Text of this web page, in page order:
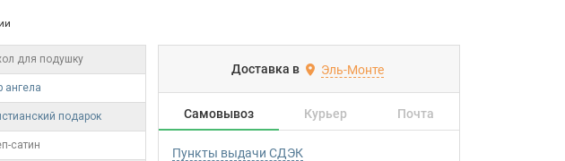
для подушку
ангела
подарок
сатин
Доставка в Эль-Монте
Самовывоз Курьер Почта
Пункты выдачи СДЭК